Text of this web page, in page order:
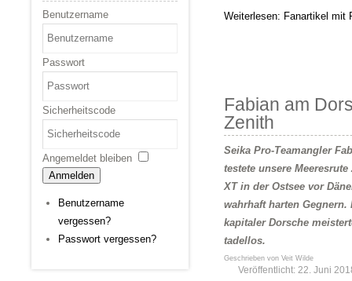
Benutzername
Passwort
Sicherheitscode
Angemeldet bleiben
Anmelden
Benutzername
vergessen?
Passwort vergessen?
Weiterlesen: Fanartikel mit
Fabian am
Zenith
Seika Pro-Teamangler
testete unsere
XT in der Ostsee vor
wahrhaft harten Gegnern.
kapitaler Dorsche
tadellos.
Geschrieben von Veit Wilde
Veröffentlicht: 22. Juni